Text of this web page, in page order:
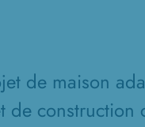
de maison
de construction